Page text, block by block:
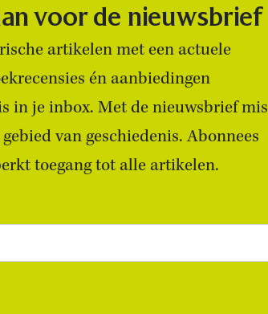
voor de nieuwsbrief
artikelen met een actuele
én aanbiedingen
in je inbox. Met de nieuwsbrief mis
van geschiedenis. Abonnees
toegang tot alle artikelen.